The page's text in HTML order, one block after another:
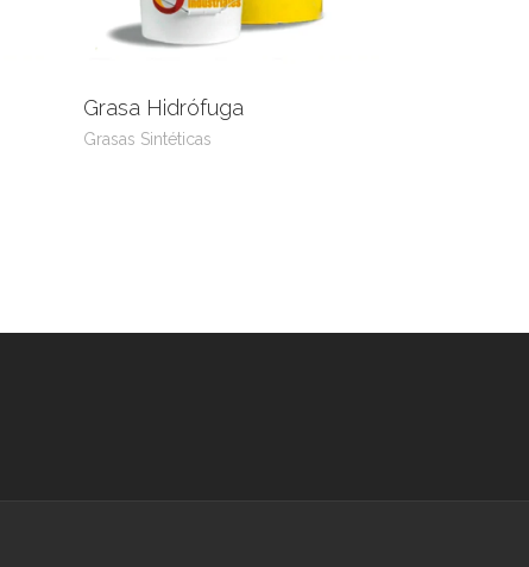
Leer más
Grasa Hidrófuga
Grasas Sintéticas